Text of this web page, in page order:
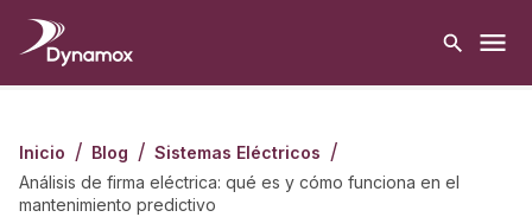
Inicio / Blog / Sistemas Eléctricos /
Análisis de firma eléctrica: qué es y cómo funciona en el
mantenimiento predictivo